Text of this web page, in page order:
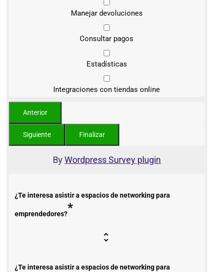
Manejar devoluciones
Consultar pagos
Estadísticas
Integraciones con tiendas online
ByWordpress Survey plugin
¿Te interesa asistir a espacios de networking para
emprendedores?*
¿Te interesa asistir a espacios de networking para